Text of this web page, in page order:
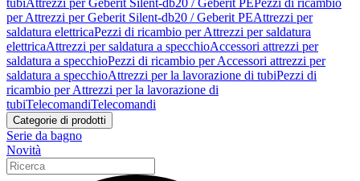
tubiAttrezzi per Geberit Silent-db20 / Geberit PEPezzi di ricambio
per Attrezzi per Geberit Silent-db20 / Geberit PEAttrezzi per
saldatura elettricaPezzi di ricambio per Attrezzi per saldatura
elettricaAttrezzi per saldatura a specchioAccessori attrezzi per
saldatura a specchioPezzi di ricambio per Accessori attrezzi per
saldatura a specchioAttrezzi per la lavorazione di tubiPezzi di
ricambio per Attrezzi per la lavorazione di
tubiTelecomandiTelecomandi
Categorie di prodotti
Serie da bagno
Novità